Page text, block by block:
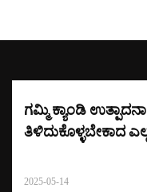
ಗಮ್ಮಿ ಕ್ಯಾಂಡಿ
ತಿಳಿದುಕೊಳ್ಳಬೇಕಾದ
2025-05-14